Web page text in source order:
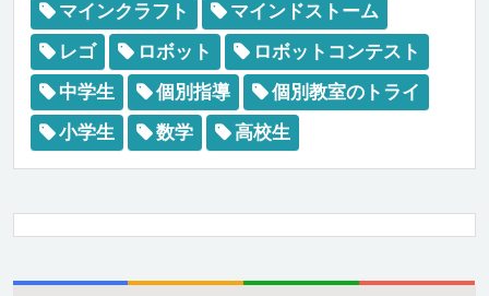
マインクラフト
マインドストーム
レゴ
ロボット
ロボットコンテスト
中学生
個別指導
個別教室のトライ
小学生
数学 高校生